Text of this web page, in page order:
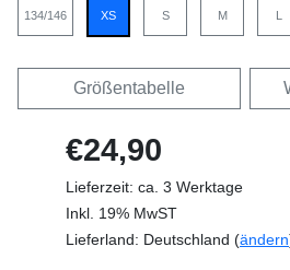
134/146 XS S M
Größentabelle
€24,90
Lieferzeit: ca. 3 Werktage
Inkl. 19% MwST
Lieferland: Deutschland (ändern